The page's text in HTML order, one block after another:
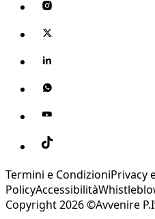
Termini e CondizioniPrivacy
PolicyAccessibilità
Copyright 2026 ©Avvenire